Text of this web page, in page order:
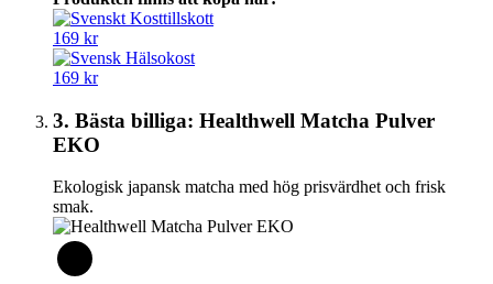
169 kr
169 kr
3. Bästa billiga: Healthwell Matcha Pulver
EKO
Ekologisk japansk matcha med hög prisvärdhet och frisk
smak.